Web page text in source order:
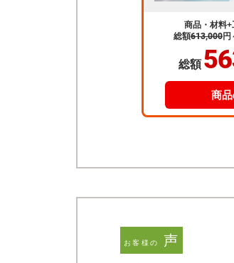
商品・材料
総額613,000円
総額
商
お客様の 声